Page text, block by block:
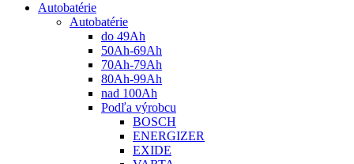
Autobatérie
Autobatérie
do 49Ah
50Ah-69Ah
70Ah-79Ah
80Ah-99Ah
nad 100Ah
Podľa výrobcu
BOSCH
ENERGIZER
EXIDE